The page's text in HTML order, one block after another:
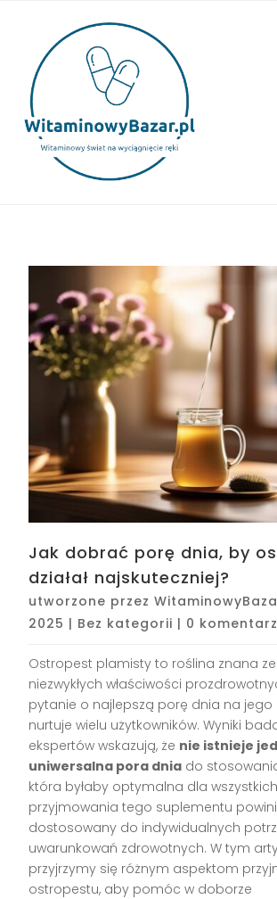
Jak dobrać porę dnia, by
działał najskuteczniej?
utworzone przez
2025 | Bez kategorii | 0
Ostropest plamisty to roślina znana
niezwykłych właściwości
pytanie o najlepszą porę dnia na jego
nurtuje wielu użytkowników. Wyniki
ekspertów wskazują, że nie istnieje
uniwersalna pora dnia do
która byłaby optymalna dla
przyjmowania tego suplementu
dostosowany do indywidualnych
uwarunkowań zdrowotnych. W tym
przyjrzymy się różnym aspektom
ostropestu, aby pomóc w doborze